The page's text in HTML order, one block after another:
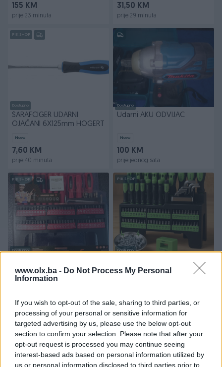
www.olx.ba - Do Not Process My Personal
Information
If you wish to opt-out of the sale, sharing to third parties, or
processing of your personal or sensitive information for
targeted advertising by us, please use the below opt-out
section to confirm your selection. Please note that after your
opt-out request is processed you may continue seeing
interest-based ads based on personal information utilized by
us or personal information disclosed to third parties prior to
155 KM
prije 23 minuta
31,50 KM
prije 29 minuta
PIK SHOP
Dostupno
ŠARAFCIGER UDARNI
OJAČANI 6X125mm HOGERT
Novo
7,60 KM
prije 40 minuta
Dostupno
Udarni AKU ODVIJAC
Novo
100 KM
prije jednog sata
PIK SHOP
Dostupno
NA STALKU NOVO
Novo
prije 2 sata
PIK SHOP
Dostupno
Imbusa 118 dijelova
prije 2 sata
PIK SHOP PIK SHOP